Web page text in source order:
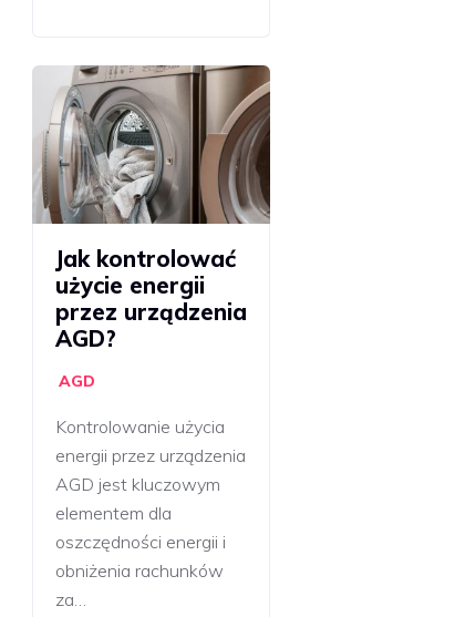
Jak kontrolować
użycie energii
przez urządzenia
AGD?
AGD
Kontrolowanie użycia
energii przez urządzenia
AGD jest kluczowym
elementem dla
oszczędności energii i
obniżenia rachunków
za…